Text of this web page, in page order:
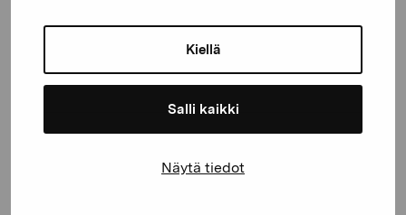
Kiellä
Salli kaikki
Näytä tiedot
Stay up-to-date on our